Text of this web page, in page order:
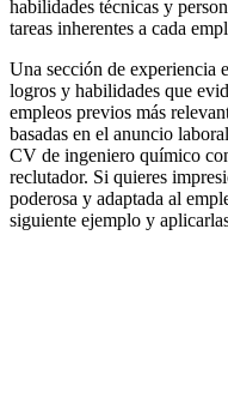
habilidades técnicas y
tareas inherentes a cada
Una sección de experiencia
logros y habilidades que
empleos previos más
basadas en el anuncio
CV de ingeniero químico
reclutador. Si quieres
poderosa y adaptada al
siguiente ejemplo y